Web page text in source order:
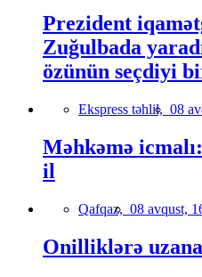
Prezident
Zuğulbada
özünün seçdiyi
Ekspress təhlil, 08
Məhkəmə
il
Qafqaz, 08 avqust,
Onilliklərə